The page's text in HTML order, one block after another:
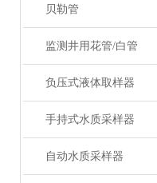
贝勒管
监测井用花管/白管
负压式液体取样器
手持式水质采样器
自动水质采样器